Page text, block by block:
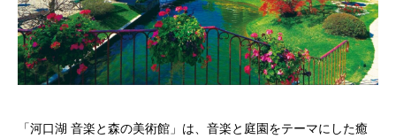
「河口湖 音楽と森の美術館」は、音楽と庭園をテーマにした癒